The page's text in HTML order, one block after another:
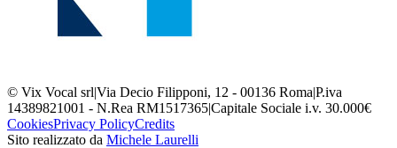
© Vix Vocal srl|Via Decio Filipponi, 12 - 00136 Roma|P.iva
14389821001 - N.Rea RM1517365|Capitale Sociale i.v. 30.000€
CookiesPrivacy PolicyCredits
Sito realizzato da Michele Laurelli